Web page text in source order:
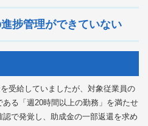
捗管理ができていない
受給していましたが、対象従業員の
る「週20時間以上の勤務」を満たせ
で発覚し、助成金の一部返還を求め